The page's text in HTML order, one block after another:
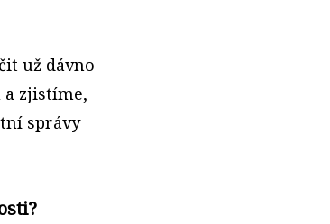
už dávno
a zjistíme,
správy